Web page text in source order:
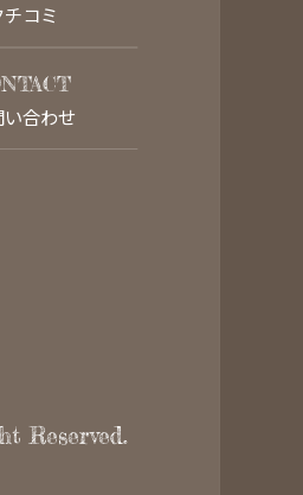
チコミ
い合わせ
Reserved.